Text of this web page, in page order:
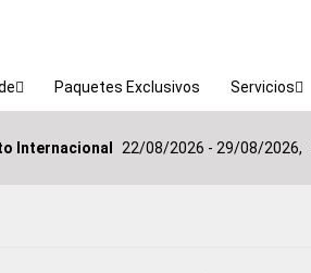
Paquetes Exclusivos Servicios
Internacional 22/08/2026 - 29/08/2026,